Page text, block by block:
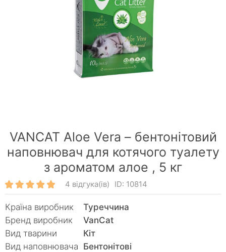
VANCAT Aloe Vera – бентонітовий
наповнювач для котячого туалету
з ароматом алое , 5 кг
4 відгука(ів) ID: 10814
Країна виробник
Туреччина
Бренд виробник
VanCat
Вид тварини
Кiт
Вид наповнювача Бентонітові